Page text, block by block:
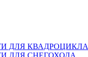
ДЛЯ КВАДРОЦИКЛА
ДЛЯ СНЕГОХОДА